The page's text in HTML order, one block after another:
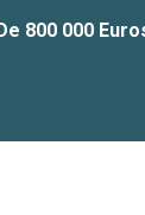
800 000